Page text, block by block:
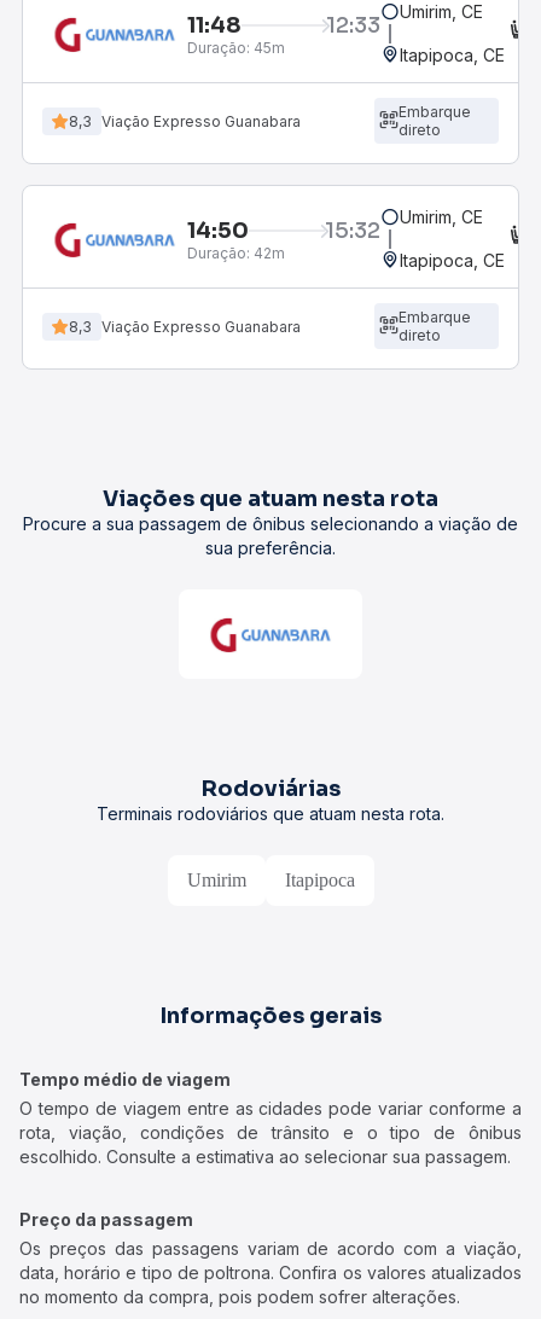
11:48 12:33
Duração: 45m
Umirim, CE
Itapipoca, CE
8,3 Viação Expresso Guanabara
Embarque
direto
14:50 15:32
Duração: 42m
Umirim, CE
Itapipoca, CE
8,3 Viação Expresso Guanabara
Embarque
direto
Viações que atuam nesta rota
Procure a sua passagem de ônibus selecionando a viação de
sua preferência.
Rodoviárias
Terminais rodoviários que atuam nesta rota.
Umirim Itapipoca
Informações gerais
Tempo médio de viagem
O tempo de viagem entre as cidades pode variar conforme a
rota, viação, condições de trânsito e o tipo de ônibus
escolhido. Consulte a estimativa ao selecionar sua passagem.
Preço da passagem
Os preços das passagens variam de acordo com a viação,
data, horário e tipo de poltrona. Confira os valores atualizados
no momento da compra, pois podem sofrer alterações.